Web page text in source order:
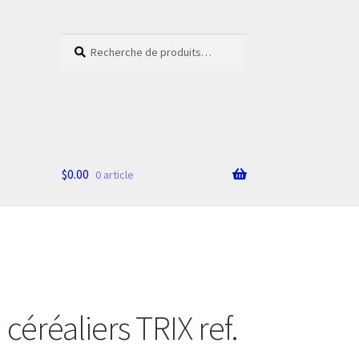
pour :
$0.00 0 article
TRIX ref.